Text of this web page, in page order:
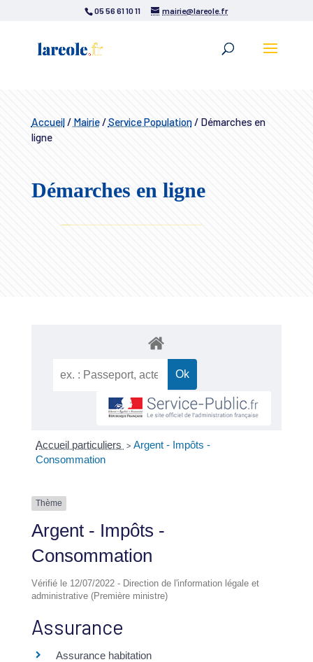
05 56 61 10 11 mairie@lareole.fr
Accueil/ Mairie/Service Population/Démarches en
ligne
Démarches en ligne
Accueil particuliers > Argent - Impôts -
Consommation
Thème
Argent - Impôts -
Consommation
Vérifié le 12/07/2022 - Direction de l'information légale et
administrative (Première ministre)
Assurance
Assurance habitation